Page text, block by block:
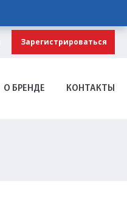
Зарегистрироваться
О БРЕНДЕ КОНТАКТЫ